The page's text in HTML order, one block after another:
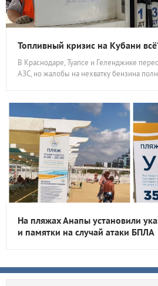
Топливный кризис на Кубани
В Краснодаре, Туапсе и Геленджике
АЗС, но жалобы на нехватку бензина
На пляжах Анапы установили
и памятки на случай атаки БПЛА